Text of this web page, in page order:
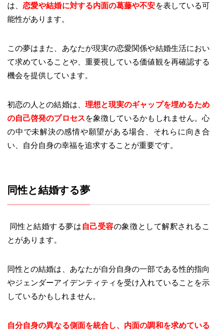
は、恋愛や結婚に対する内面の葛藤や不安を表している可
能性があります。
この夢はまた、あなたが現実の恋愛関係や結婚生活におい
て求めていることや、重要視している価値観を再確認する
機会を提供しています。
初恋の人との結婚は、 理想と現実のギャップを埋めるため
の自己啓発のプロセスを象徴しているかもしれません。心
の中で未解決の感情や願望がある場合、それらに向き合
い、自分自身の幸福を追求することが重要です。
同性と結婚する夢
同性と結婚する夢は 自己受容の象徴として解釈されるこ
とがあります。
同性との結婚は、あなたが自分自身の一部である性的指向
やジェンダーアイデンティティを受け入れていることを示
しているかもしれません。
自分自身の異なる側面を統合し、内面の調和を求めている